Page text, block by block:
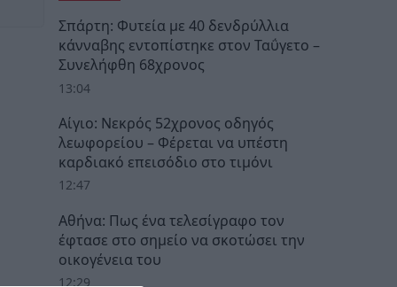
Σπάρτη: Φυτεία με 40 δενδρύλλια
κάνναβης εντοπίστηκε στον Ταΰγετο –
Συνελήφθη 68χρονος
13:04
Αίγιο: Νεκρός 52χρονος οδηγός
λεωφορείου – Φέρεται να υπέστη
καρδιακό επεισόδιο στο τιμόνι
12:47
Αθήνα: Πως ένα τελεσίγραφο τον
έφτασε στο σημείο να σκοτώσει την
οικογένεια του
12:29